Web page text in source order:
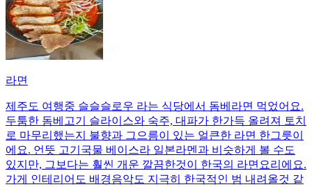
라면
제주도 여행중 슬슬슬로우 라는 식당에서 돔베라면 먹었어요.
두툼한 돔베고기 슬라이스와 숙주, 대파가 한가득 올려져 토치
로 마무리했는지 불향과 그으름이 있는 얼큰한 라면 한그릇이
에요. 언뜻 고기국물 베이스라 일본라멘과 비슷하게 볼 수도
있지만, 그보다는 훨씬 개운 깔끔한것이 한국의 라면요리에요.
가게 인테리어도 배경음악도 지극히 한국적인 범 내려올것 같